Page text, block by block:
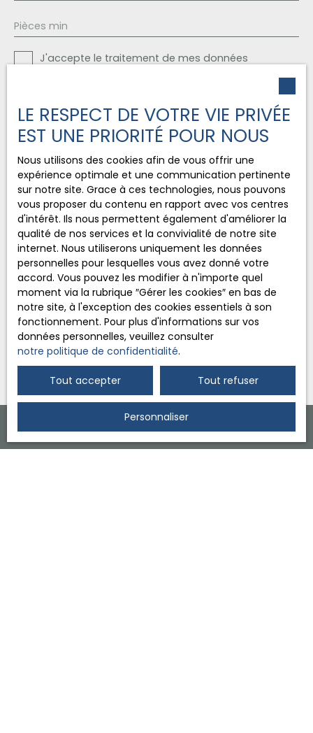
privatif, cet appartement comprend : - Cuisine -
Chambre - Salle d'eau - WC Annexes & potentiel
unique -Garage de plus de 200 m² avec grande
porte sectionnelle, permettant d'accueillir tout
type de véhicule, y compris camping-car. - Ancien
exceptionnel : gîte,, hébergement atypique? (Gros
travaux à prévoir, mais opportunité rare. )
Chauffage par Poêles bois et pellets, Pac Air/Air,
climatisation? Un emplacement absolument
exceptionnel - En bordure de ruisseau, dans un
cadre naturel apaisant - Sans vis-à-vis, avec vue
dégagée sur la nature - Intimité, tranquillité et
charme unique d'un lieu chargé d'histoire
Copropriété de 15 lots principaux, charges
200€/mois environ comprenant ordures
ménagères, eau, assurance du bâtiment. Prix de
vente 570 000€ FAI Pour plus d'information vous
pouvez joindre David Hener au 0614166600
Pièces min
J'accepte le traitement de mes données
commerciale par voie téléphonique, vous pouvez
vous inscrire gratuitement sur la liste d'opposition
au démarchage téléphonique, prévu par l'article
L223-1 du code de la consommation, sur le site
Internet www.bloctel.gouv.fr ou par courrier
adressé à :
Société Worldline, Service Bloctel, CS 61311, 41013
BLOIS CEDEX.
Pour en savoir plus sur le traitement de vos
données personnelles, veuillez consulter notre
politique de confidentialité.
Recevoir des annonces
LE RESPECT DE VOTRE VIE PRIVÉE
EST UNE PRIORITÉ POUR NOUS
Nous utilisons des cookies afin de vous offrir une
expérience optimale et une communication pertinente
sur notre site. Grace à ces technologies, nous pouvons
vous proposer du contenu en rapport avec vos centres
d'intérêt. Ils nous permettent également d'améliorer la
qualité de nos services et la convivialité de notre site
internet. Nous utiliserons uniquement les données
personnelles pour lesquelles vous avez donné votre
accord. Vous pouvez les modifier à n'importe quel
moment via la rubrique ″Gérer les cookies″ en bas de
notre site, à l'exception des cookies essentiels à son
fonctionnement. Pour plus d'informations sur vos
données personnelles, veuillez consulter
notre politique de confidentialité.
Tout accepter Tout refuser
Personnaliser